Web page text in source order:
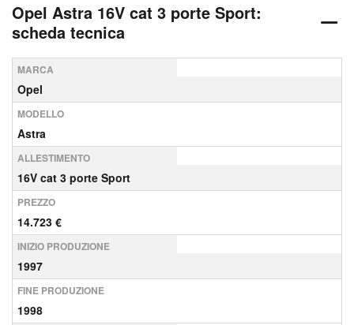
Opel Astra 16V cat 3 porte Sport:
scheda tecnica
MARCA
Opel
MODELLO
Astra
ALLESTIMENTO
16V cat 3 porte Sport
PREZZO
14.723 €
INIZIO PRODUZIONE
1997
FINE PRODUZIONE
1998